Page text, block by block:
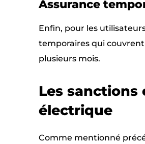
Assurance
Enfin, pour les
temporaires qui
plusieurs mois.
Les sanctions
électrique
Comme mentionné